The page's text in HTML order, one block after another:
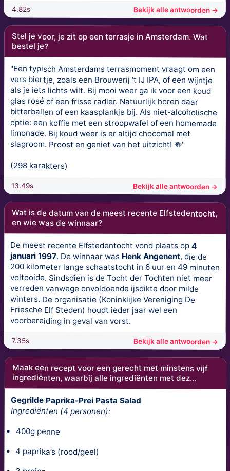
4.82s Bekijk alle antwoorden →
Stel je voor, je zit op een terrasje in Amsterdam. Wat
bestel je?
"Een typisch Amsterdams terrasmoment vraagt om een
vers biertje, zoals een Brouwerij 't IJ IPA, of een wijntje
als je iets lichts wilt. Bij mooi weer ga ik voor een koud
glas rosé of een frisse radler. Natuurlijk horen daar
bitterballen of een kaasplankje bij. Als niet-alcoholische
optie: een koffie met een stroopwafel of een homemade
limonade. Bij koud weer is er altijd chocomel met
slagroom. Proost en geniet van het uitzicht! 🍻"
(298 karakters)
13.49s Bekijk alle antwoorden →
Wat is de datum van de meest recente Elfstedentocht,
en wie was de winnaar?
De meest recente Elfstedentocht vond plaats op4
januari 1997. De winnaar was Henk Angenent, die de
200 kilometer lange schaatstocht in 6 uur en 49 minuten
voltooide. Sindsdien is de Tocht der Tochten niet meer
verreden vanwege onvoldoende ijsdikte door milde
winters. De organisatie (Koninklijke Vereniging De
Friesche Elf Steden) houdt ieder jaar wel een
voorbereiding in geval van vorst.
7.35s Bekijk alle antwoorden →
Maak een recept voor een gerecht met minstens vijf
ingrediënten, waarbij alle ingrediënten met dez...
Gegrilde Paprika-Prei Pasta Salad
Ingrediënten (4 personen):
400g penne
4 paprika’s (rood/geel)